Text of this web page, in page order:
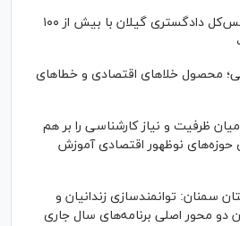
دیدار چهره‌به‌چهره رئیس‌کل دادگستری گیلان با بیش از ۱۰۰
محصول خلا‌های اقتصادی و خطا‌های
ظرفیت و نیاز کارشناسی را بر هم
حوزه‌های نوظهور اقتصادی آموزش
سمنان: توانمندسازی زندانیان و
دو محور اصلی برنامه‌های سال جاری